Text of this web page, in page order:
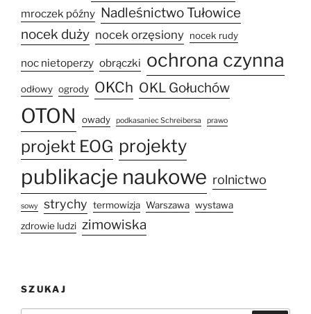
mroczek późny Nadleśnictwo Tułowice
nocek duży nocek orzęsiony nocek rudy
noc nietoperzy obrączki ochrona czynna
odłowy ogrody OKCh OKL Gołuchów
OTON owady podkasaniec Schreibersa prawo
projekt EOG projekty
publikacje naukowe rolnictwo
sowy strychy termowizja Warszawa wystawa
zdrowie ludzi zimowiska
SZUKAJ